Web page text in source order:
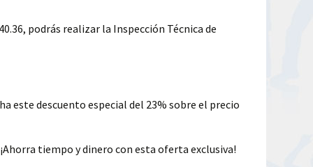
podrás realizar la Inspección Técnica de
este descuento especial del 23% sobre el precio
tiempo y dinero con esta oferta exclusiva!